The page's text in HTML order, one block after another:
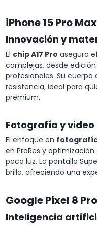
iPhone 15 Pro Max
Innovación y
El chip A17 Pro asegura
complejas, desde
profesionales. Su
resistencia, ideal para
premium.
Fotografía y video
El enfoque en
en ProRes y
poca luz. La pantalla
brillo, ofreciendo una
Google Pixel 8 Pro
Inteligencia